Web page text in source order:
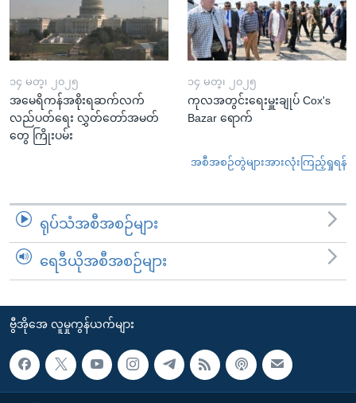
၁၄ မတ္၊ ၂၀၂၅
အမေရိကန်အစိုးရဆက်လက်
လည်ပတ်ရေး လွှတ်တော်အမတ်
တွေ ကြိုးပမ်း
၁၄ မတ္၊ ၂၀၂၅
ကုလအတွင်းရေးမှူးချုပ် Cox's
Bazar ရောက်
အစီအစဉ်တွဲများအားလုံးကြည့်ရှုရန်
ရုပ်သံအစီအစဉ်များ
ရေဒီယိုအစီအစဉ်များ
ဗွီအိုအေ လူမှုကွန်ယက်များ